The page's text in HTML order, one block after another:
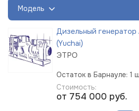
Модель
Дизельный
(Yuchai)
ЭТРО
Остаток в Барнауле: 1
Стоимость:
от 754 000 руб.